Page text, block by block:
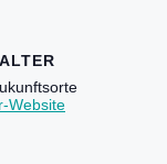
Website